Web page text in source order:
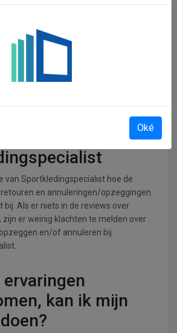
van Sportkledingspecialist hoe de
en annuleringen/opzeggingen.
bij. Als er niets in de reviews over
er weinig klachten te melden over
en/of annuleren bij
ervaringen
kan ik mijn
Oké